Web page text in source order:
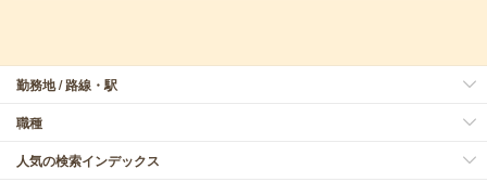
勤務地 / 路線・駅
職種
人気の検索インデックス